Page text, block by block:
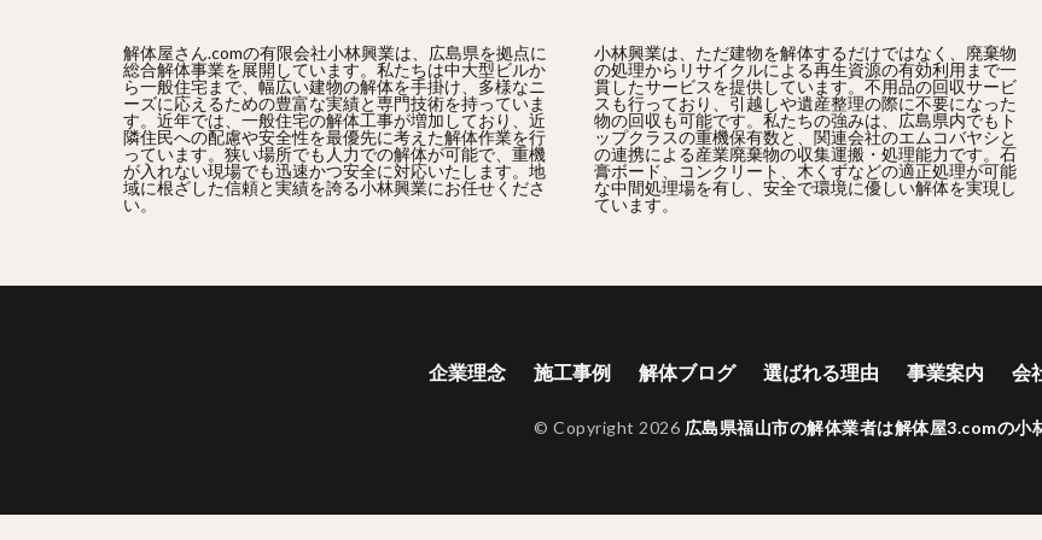
解体屋さん.comの有限会社小林興業は、広島県を拠点に
総合解体事業を展開しています。私たちは中大型ビルか
ら一般住宅まで、幅広い建物の解体を手掛け、多様なニ
ーズに応えるための豊富な実績と専門技術を持っていま
す。近年では、一般住宅の解体工事が増加しており、近
隣住民への配慮や安全性を最優先に考えた解体作業を行
っています。狭い場所でも人力での解体が可能で、重機
が入れない現場でも迅速かつ安全に対応いたします。地
域に根ざした信頼と実績を誇る小林興業にお任せくださ
い。
小林興業は、ただ建物を解体するだけではなく、廃棄物
の処理からリサイクルによる再生資源の有効利用まで一
貫したサービスを提供しています。不用品の回収サービ
スも行っており、引越しや遺産整理の際に不要になった
物の回収も可能です。私たちの強みは、広島県内でもト
ップクラスの重機保有数と、関連会社のエムコバヤシと
の連携による産業廃棄物の収集運搬・処理能力です。石
膏ボード、コンクリート、木くずなどの適正処理が可能
な中間処理場を有し、安全で環境に優しい解体を実現し
ています。
企業理念 施工事例 解体ブログ 選ばれる理由 事業案内 会
© Copyright 2026 広島県福山市の解体業者は解体屋3.comの小